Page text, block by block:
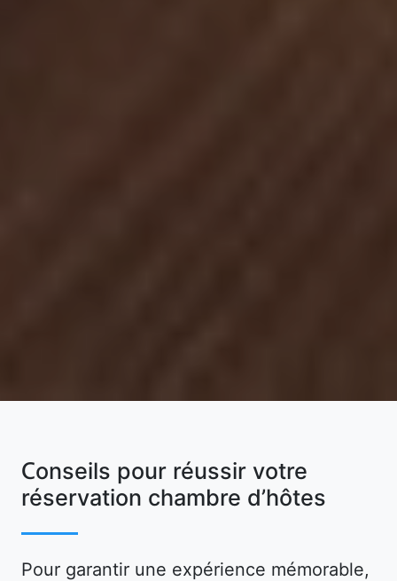
Conseils pour réussir votre
réservation chambre d’hôtes
Pour garantir une expérience mémorable,